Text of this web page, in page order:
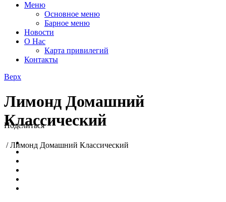
Меню
Основное меню
Барное меню
Новости
О Нас
Карта привилегий
Контакты
Верх
Лимонд Домашний
Классический
/Лимонд Домашний Классический
Поделиться